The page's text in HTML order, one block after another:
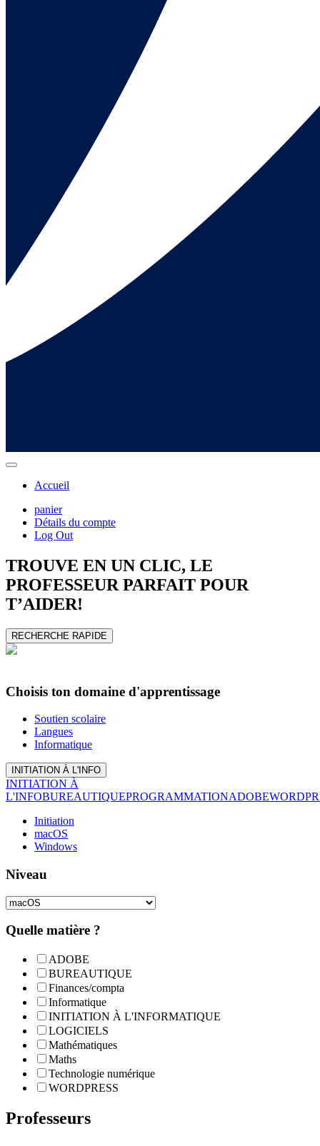
Accueil
panier
Détails du compte
Log Out
TROUVE EN UN CLIC, LE
PROFESSEUR PARFAIT POUR
T’AIDER!
RECHERCHE RAPIDE
Choisis ton domaine d'apprentissage
Soutien scolaire
Langues
Informatique
INITIATION À L'INFO
INITIATION À
L'INFOBUREAUTIQUEPROGRAMMATIONADOBE
Initiation
macOS
Windows
Niveau
Quelle matière ?
ADOBE
BUREAUTIQUE
Finances/compta
Informatique
INITIATION À L'INFORMATIQUE
LOGICIELS
Mathématiques
Maths
Technologie numérique
WORDPRESS
Professeurs